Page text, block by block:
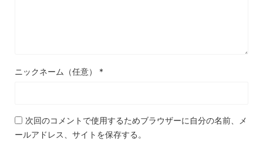
ニックネーム（任意） *
次回のコメントで使用するためブラウザーに自分の名前、メ
ールアドレス、サイトを保存する。